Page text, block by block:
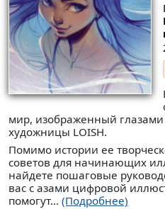
мир, изображенный
художницы LOISH.
Помимо истории ее
советов для начинающих
найдете пошаговые
вас с азами цифровой
помогут... (Подробнее)